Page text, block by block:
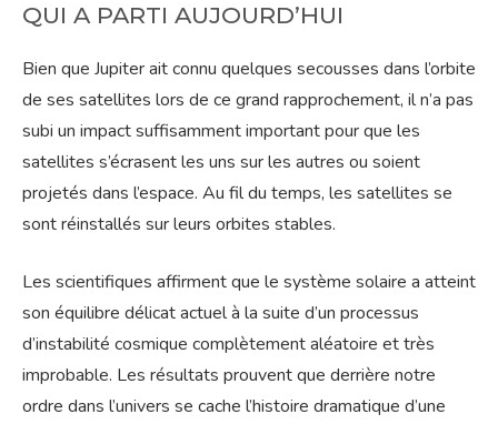
QUI A PARTI AUJOURD’HUI
Bien que Jupiter ait connu quelques secousses dans l’orbite
de ses satellites lors de ce grand rapprochement, il n’a pas
subi un impact suffisamment important pour que les
satellites s’écrasent les uns sur les autres ou soient
projetés dans l’espace. Au fil du temps, les satellites se
sont réinstallés sur leurs orbites stables.
Les scientifiques affirment que le système solaire a atteint
son équilibre délicat actuel à la suite d’un processus
d’instabilité cosmique complètement aléatoire et très
improbable. Les résultats prouvent que derrière notre
ordre dans l’univers se cache l’histoire dramatique d’une